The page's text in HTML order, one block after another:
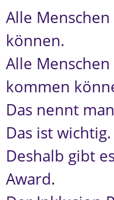
Alle
können.
Alle
kommen
Das nennt
Das ist wichtig.
Deshalb gibt
Award.